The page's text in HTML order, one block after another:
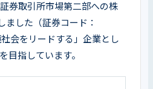
券取引所市場第二部への株
ました（証券コード：
会をリードする」企業とし
目指しています。